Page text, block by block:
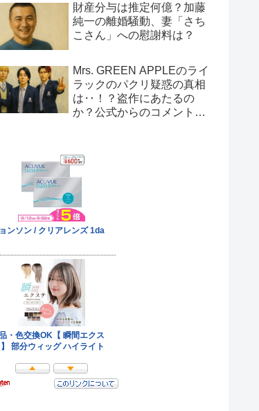
財産分与は推定何億？加藤
純一の離婚騒動、妻「さち
こさん」への慰謝料は？
Mrs. GREEN APPLEのライ
ラックのパクリ疑惑の真相
は‥！？盗作にあたるの
か？公式からのコメント